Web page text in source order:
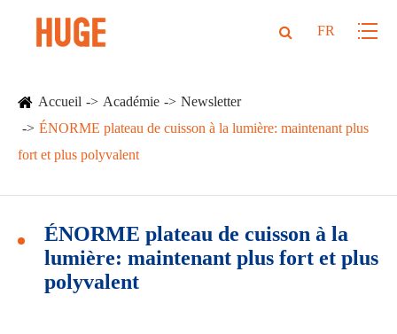
FR
Accueil Académie
Newsletter
ÉNORME plateau de cuisson à la lumière: maintenant plus
fort et plus polyvalent
ÉNORME plateau de cuisson à la
lumière: maintenant plus fort et plus
polyvalent